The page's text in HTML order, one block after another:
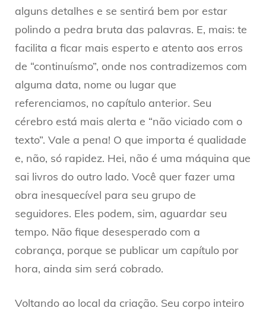
alguns detalhes e se sentirá bem por estar
polindo a pedra bruta das palavras. E, mais: te
facilita a ficar mais esperto e atento aos erros
de “continuísmo”, onde nos contradizemos com
alguma data, nome ou lugar que
referenciamos, no capítulo anterior. Seu
cérebro está mais alerta e “não viciado com o
texto”. Vale a pena! O que importa é qualidade
e, não, só rapidez. Hei, não é uma máquina que
sai livros do outro lado. Você quer fazer uma
obra inesquecível para seu grupo de
seguidores. Eles podem, sim, aguardar seu
tempo. Não fique desesperado com a
cobrança, porque se publicar um capítulo por
hora, ainda sim será cobrado.
Voltando ao local da criação. Seu corpo inteiro